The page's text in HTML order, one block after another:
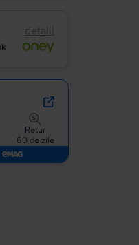
detalii
Retur
60 de zile